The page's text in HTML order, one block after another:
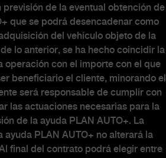
previsión de la eventual obtención de
que se podrá desencadenar como
del vehículo objeto de la
lo anterior, se ha hecho coincidir la
operación con el importe con el que
beneficiario el cliente, minorando el
será responsable de cumplir con
las actuaciones necesarias para la
de la ayuda PLAN AUTO+. La
ayuda PLAN AUTO+ no alterará la
final del contrato podrá elegir entre